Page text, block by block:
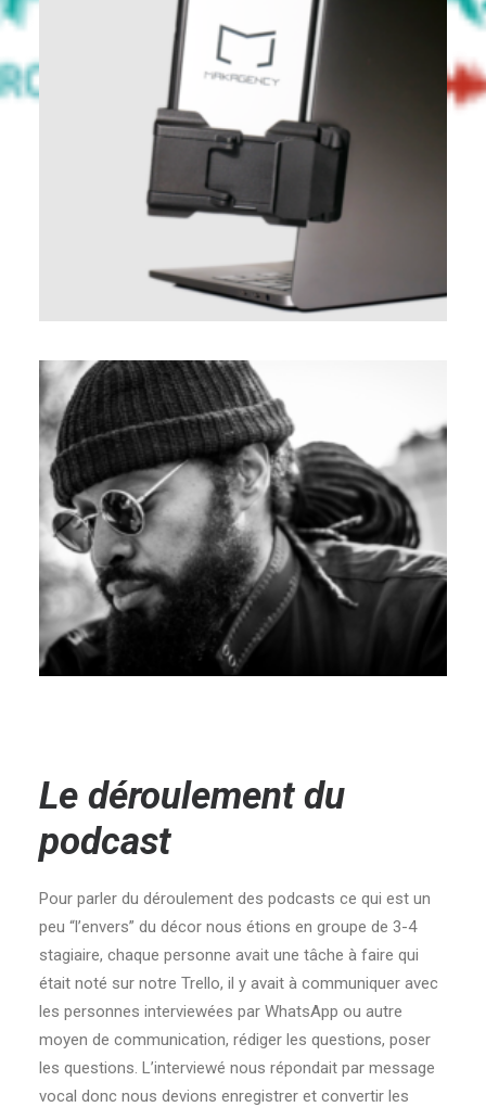
Le déroulement du
podcast
Pour parler du déroulement des podcasts ce qui est un
peu “l’envers” du décor nous étions en groupe de 3-4
stagiaire, chaque personne avait une tâche à faire qui
était noté sur notre Trello, il y avait à communiquer avec
les personnes interviewées par WhatsApp ou autre
moyen de communication, rédiger les questions, poser
les questions. L’interviewé nous répondait par message
vocal donc nous devions enregistrer et convertir les